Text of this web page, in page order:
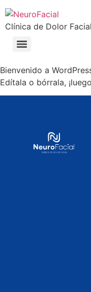
Clínica de Dolor Facial
Bienvenido a
Edítala o bórrala,